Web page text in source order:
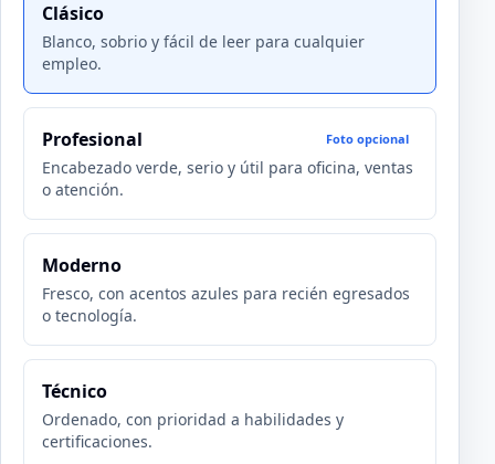
Clásico
Blanco, sobrio y fácil de leer para cualquier
empleo.
Profesional Foto opcional
Encabezado verde, serio y útil para oficina, ventas
o atención.
Moderno
Fresco, con acentos azules para recién egresados
o tecnología.
Técnico
Ordenado, con prioridad a habilidades y
certificaciones.